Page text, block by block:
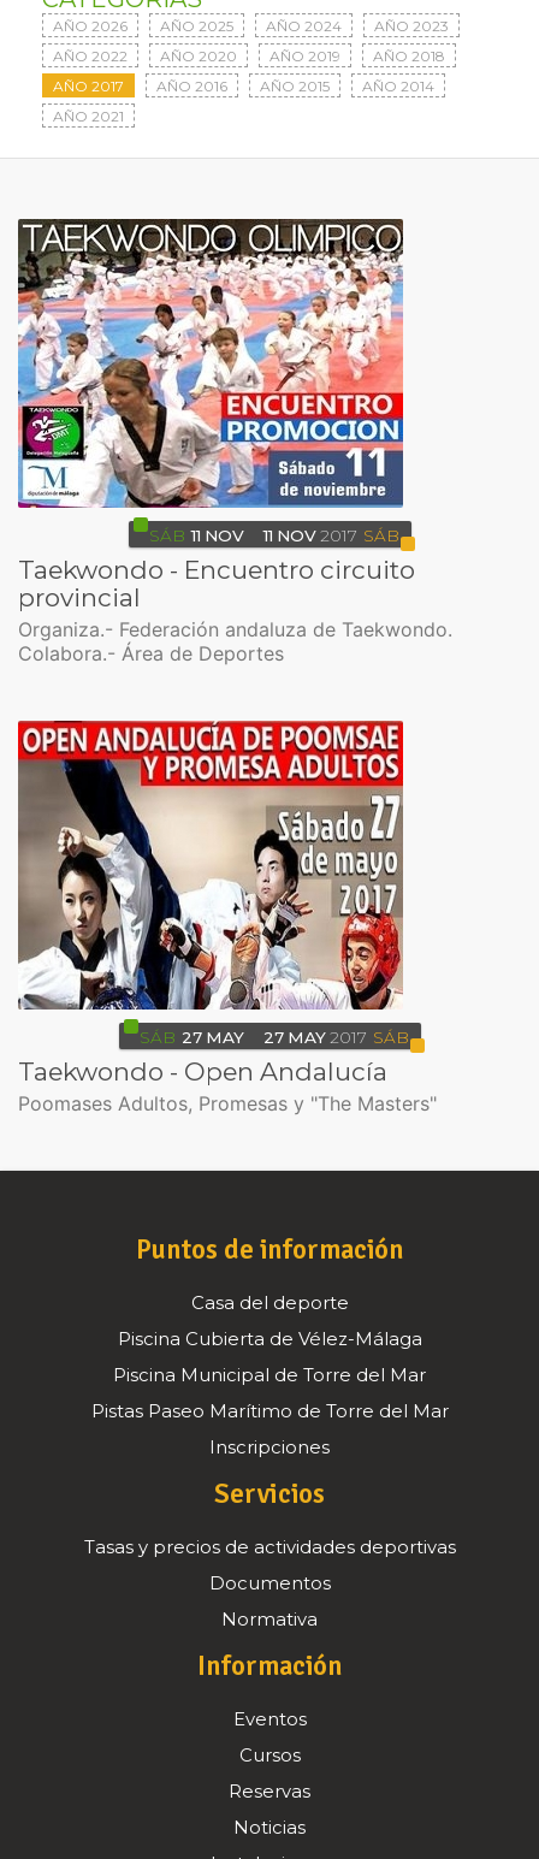
AÑO 2026 AÑO 2025 AÑO 2024
AÑO 2023
AÑO 2022
AÑO 2020 AÑO 2019
AÑO 2018
AÑO 2017
AÑO 2016 AÑO 2015
AÑO 2014
AÑO 2021
SÁB 11 NOV 11 NOV 2017 SÁB
Taekwondo - Encuentro circuito
provincial
Organiza.- Federación andaluza de Taekwondo.
Colabora.- Área de Deportes
SÁB 27 MAY 27 MAY 2017 SÁB
Taekwondo - Open Andalucía
Poomases Adultos, Promesas y "The Masters"
Puntos de información
Casa del deporte
Piscina Cubierta de Vélez-Málaga
Piscina Municipal de Torre del Mar
Pistas Paseo Marítimo de Torre del Mar
Inscripciones
Servicios
Tasas y precios de actividades deportivas
Documentos
Normativa
Información
Eventos
Cursos
Reservas
Noticias